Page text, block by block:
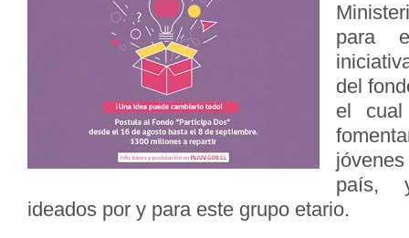
para
del
el cual
país,
ideados por y para este grupo etario.